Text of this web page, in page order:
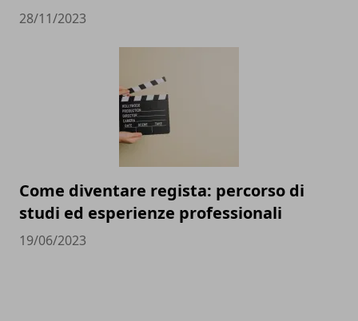
28/11/2023
Come diventare regista: percorso di
studi ed esperienze professionali
19/06/2023